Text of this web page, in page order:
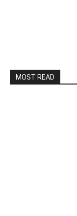
MOST READ